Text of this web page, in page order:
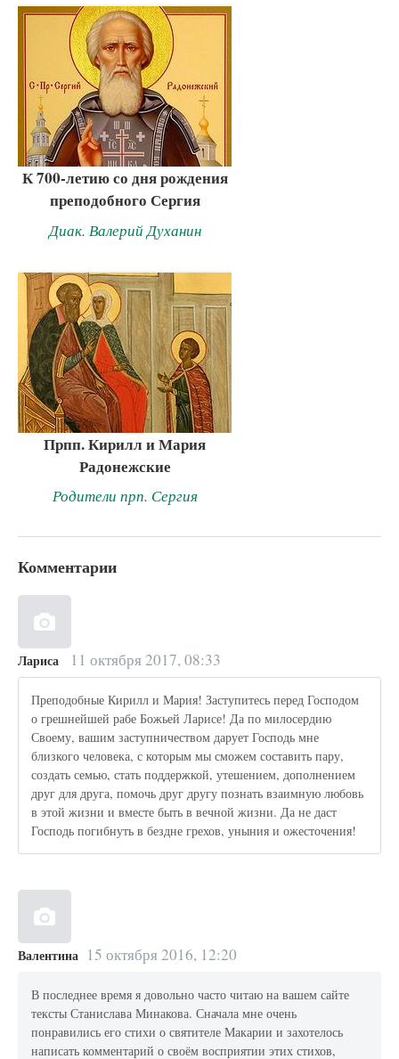
К 700-летию со дня рождения
преподобного Сергия
Диак. Валерий Духанин
Прпп. Кирилл и Мария
Радонежские
Родители прп. Сергия
Комментарии
Лариса 11 октября 2017, 08:33
Преподобные Кирилл и Мария! Заступитесь перед Господом
о грешнейшей рабе Божьей Ларисе! Да по милосердию
Своему, вашим заступничеством дарует Господь мне
близкого человека, с которым мы сможем составить пару,
создать семью, стать поддержкой, утешением, дополнением
друг для друга, помочь друг другу познать взаимную любовь
в этой жизни и вместе быть в вечной жизни. Да не даст
Господь погибнуть в бездне грехов, уныния и ожесточения!
Валентина 15 октября 2016, 12:20
В последнее время я довольно часто читаю на вашем сайте
тексты Станислава Минакова. Сначала мне очень
понравились его стихи о святителе Макарии и захотелось
написать комментарий о своём восприятии этих стихов,